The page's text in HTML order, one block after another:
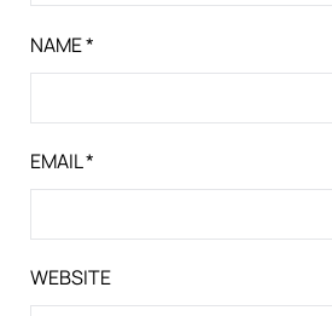
NAME*
EMAIL*
WEBSITE